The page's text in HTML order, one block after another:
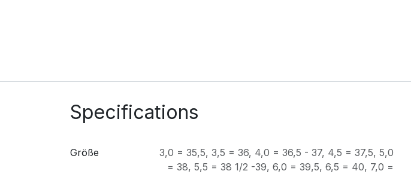
Specifications
Größe 3,0 = 35,5, 3,5 = 36, 4,0 = 36,5 - 37, 4,5 = 37,5, 5,0
= 38, 5,5 = 38 1/2 -39, 6,0 = 39,5, 6,5 = 40, 7,0 =